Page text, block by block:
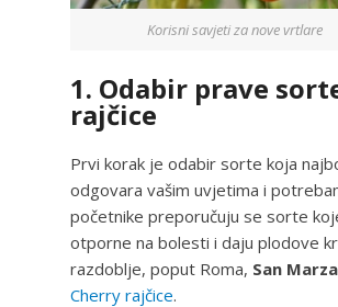
Korisni savjeti za nove vrtlare
1. Odabir prave
rajčice
Prvi korak je odabir sorte koja
odgovara vašim uvjetima i
početnike preporučuju se sorte
otporne na bolesti i daju plodove
razdoblje, poput Roma, San
Cherry rajčice.